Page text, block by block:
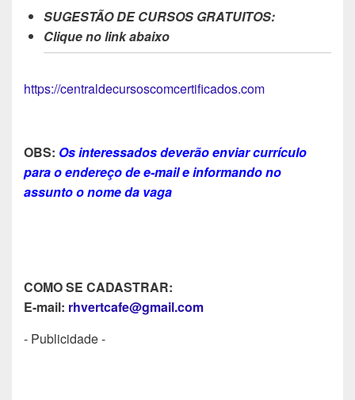
SUGESTÃO DE CURSOS GRATUITOS:
Clique no link abaixo
https://centraldecursoscomcertificados.com
OBS: Os interessados deverão enviar currículo
para o endereço de e-mail e informando no
assunto o nome da vaga
COMO SE CADASTRAR:
E-mail: rhvertcafe@gmail.com
- Publicidade -